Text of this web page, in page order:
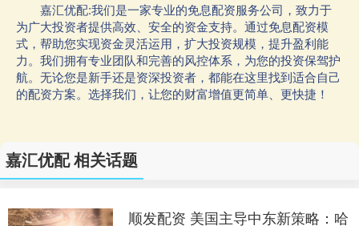
嘉汇优配:我们是一家专业的免息配资服务公司，致力于
为广大投资者提供高效、安全的资金支持。通过免息配资模
式，帮助您实现资金灵活运用，扩大投资规模，提升盈利能
力。我们拥有专业团队和完善的风控体系，为您的投资保驾护
航。无论您是新手还是资深投资者，都能在这里找到适合自己
的配资方案。选择我们，让您的财富增值更简单、更快捷！
嘉汇优配 相关话题
顺发配资 美国主导中东新策略：哈